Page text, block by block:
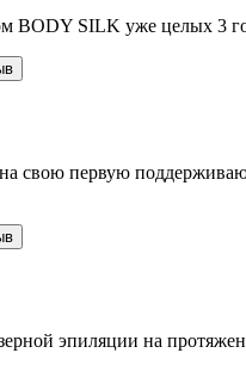
BODY SILK уже целых 3
свою первую
эпиляции на